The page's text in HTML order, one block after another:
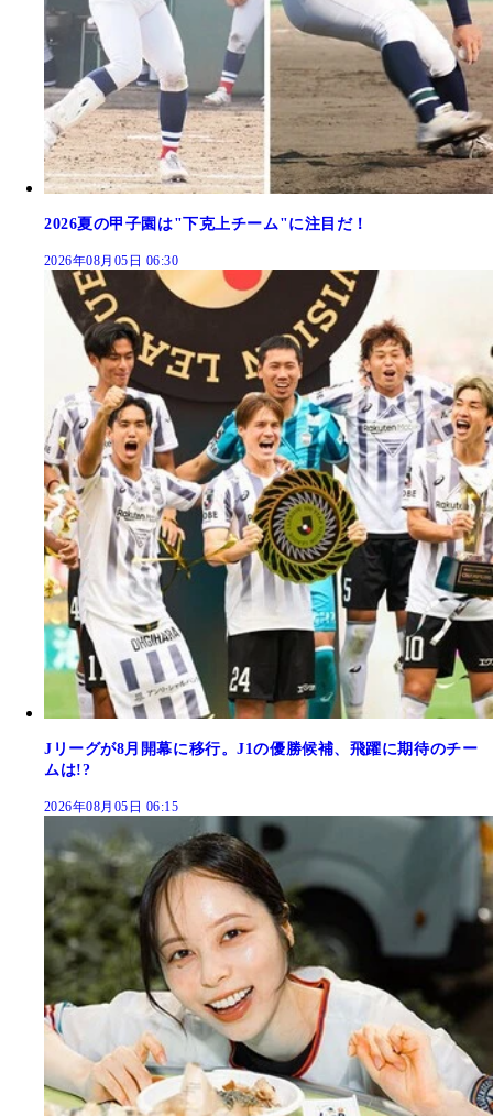
2026夏の甲子園は"下克上チーム"に注目だ！
2026年08月05日 06:30
Jリーグが8月開幕に移行。J1の優勝候補、飛躍に期待のチー
ムは!?
2026年08月05日 06:15